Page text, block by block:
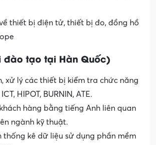
thiết bị điện tử, thiết bị đo, đồng hồ
đào tạo tại Hàn Quốc)
xử lý các thiết bị kiểm tra chức năng
HIPOT, BURNIN, ATE.
hàng bằng tiếng Anh liên quan
ngành kỹ thuật.
thống kê dữ liệu sử dụng phần mềm